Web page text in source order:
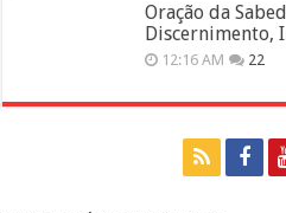
Oração da
Discernimento,
12:16 AM 22